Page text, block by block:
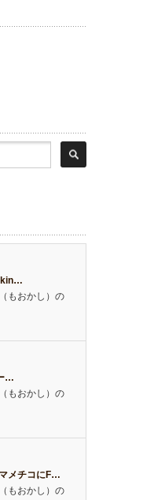
kin…
もおかし）の
…
もおかし）の
メチコにF…
もおかし）の